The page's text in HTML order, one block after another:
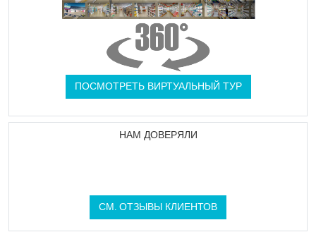
ПОСМОТРЕТЬ ВИРТУАЛЬНЫЙ ТУР
НАМ ДОВЕРЯЛИ
СМ. ОТЗЫВЫ КЛИЕНТОВ